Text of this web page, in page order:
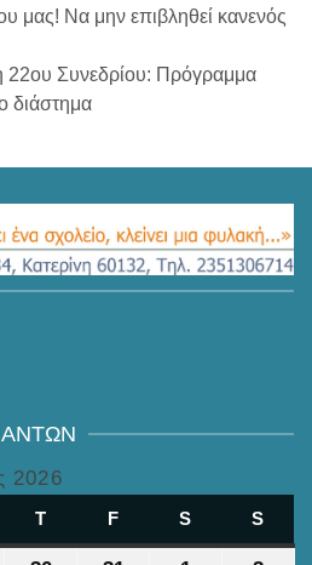
μας! Να μην επιβληθεί κανενός
Συνεδρίου: Πρόγραμμα
διάστημα
2026
TΠΈΜΠΤΗ
FΠΑΡΑΣΚΕΥΉ
S ΣΆΒΒΑΤΟ
S